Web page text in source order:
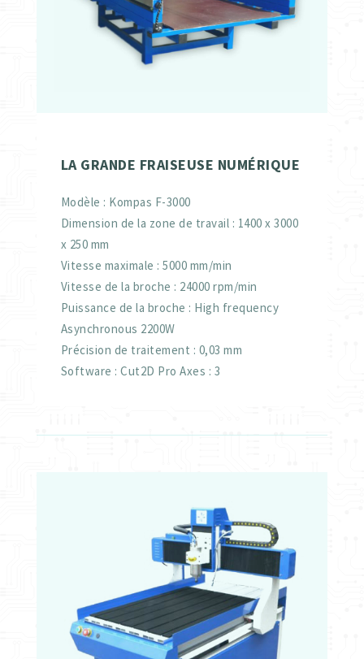
LA GRANDE FRAISEUSE NUMÉRIQUE
Modèle : Kompas F-3000
Dimension de la zone de travail : 1400 x 3000
x 250 mm
Vitesse maximale : 5000 mm/min
Vitesse de la broche : 24000 rpm/min
Puissance de la broche : High frequency
Asynchronous 2200W
Précision de traitement : 0,03 mm
Software : Cut2D Pro Axes : 3